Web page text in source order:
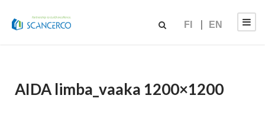
FI EN
AIDA limba_vaaka 1200×1200